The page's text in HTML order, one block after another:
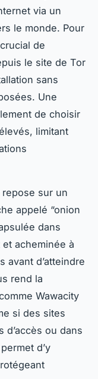
via un
le monde. Pour
de
le site de Tor
sans
Une
de choisir
limitant
sur un
appelé “onion
dans
acheminée à
d’atteindre
rend la
Wawacity
si des sites
ou dans
d’y